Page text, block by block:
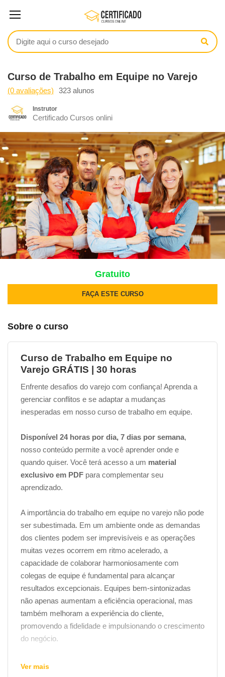
Curso de Trabalho em Equipe no Varejo
(0 avaliações) 323 alunos
Instrutor
Certificado Cursos onlini
Gratuito
FAÇA ESTE CURSO
Sobre o curso
Curso de Trabalho em Equipe no
Varejo GRÁTIS | 30 horas
Enfrente desafios do varejo com confiança! Aprenda a
gerenciar conflitos e se adaptar a mudanças
inesperadas em nosso curso de trabalho em equipe.
Disponível 24 horas por dia, 7 dias por semana,
nosso conteúdo permite a você aprender onde e
quando quiser. Você terá acesso a um material
exclusivo em PDF para complementar seu
aprendizado.
A importância do trabalho em equipe no varejo não pode
ser subestimada. Em um ambiente onde as demandas
dos clientes podem ser imprevisíveis e as operações
muitas vezes ocorrem em ritmo acelerado, a
capacidade de colaborar harmoniosamente com
colegas de equipe é fundamental para alcançar
resultados excepcionais. Equipes bem-sintonizadas
não apenas aumentam a eficiência operacional, mas
também melhoram a experiência do cliente,
promovendo a fidelidade e impulsionando o crescimento
do negócio.
É possível adquirir não apenas habilidades práticas
Ver mais